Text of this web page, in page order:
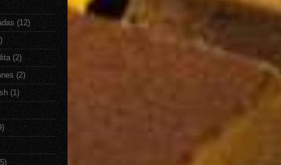
(12)
(2)
(2)
(1)